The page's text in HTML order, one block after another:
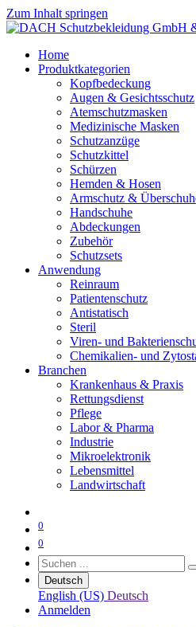
Zum Inhalt springen
Home
Produktkategorien
Kopfbedeckung
Augen & Gesichtsschutz
Atemschutzmasken
Medizinische Masken
Schutzanzüge
Schutzkittel
Schürzen
Hemden & Hosen
Armschutz &
Handschuhe
Abdeckungen
Zubehör
Schutzsets
Anwendung
Reinraum
Patientenschutz
Antistatisch
Steril
Viren- und
Chemikalien- und
Branchen
Krankenhaus & Praxis
Rettungsdienst
Pflege
Labor & Pharma
Industrie
Mikroelektronik
Lebensmittel
Landwirtschaft
0
0
Deutsch
English (US) Deutsch
Anmelden